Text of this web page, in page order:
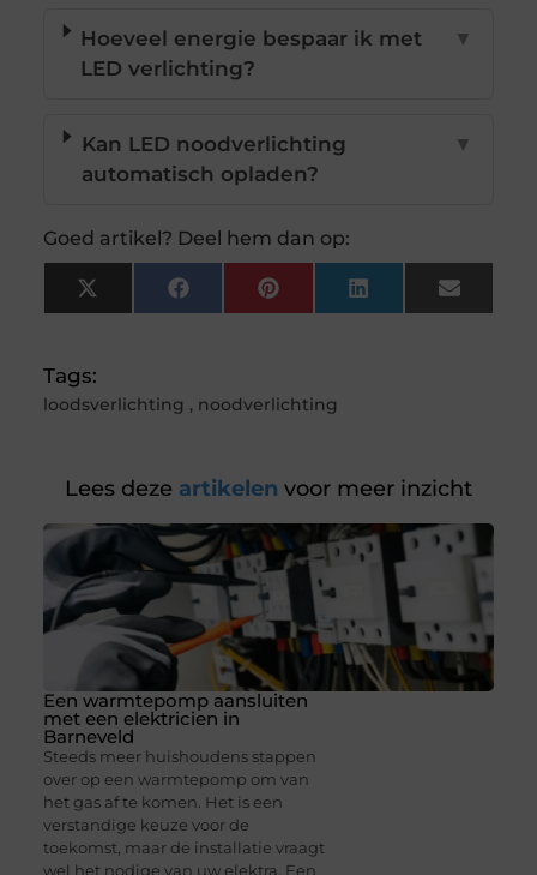
Hoeveel energie bespaar ik met
LED verlichting?
▼
Kan LED noodverlichting
automatisch opladen?
▼
Goed artikel? Deel hem dan op:
X
(Twitter)
FacebookPinterestLinkedInEmail
Tags:
loodsverlichting , noodverlichting
Lees deze artikelen voor meer inzicht
Een warmtepomp aansluiten
met een elektricien in
Barneveld
Steeds meer huishoudens stappen
over op een warmtepomp om van
het gas af te komen. Het is een
verstandige keuze voor de
toekomst, maar de installatie vraagt
wel het nodige van uw elektra. Een